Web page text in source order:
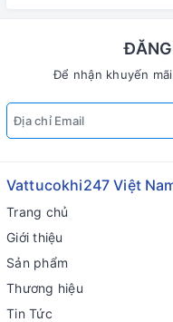
Để nhận khuyến
Vattucokhi247 Việt
Trang chủ
Giới thiệu
Sản phẩm
Thương hiệu
Tin Tức